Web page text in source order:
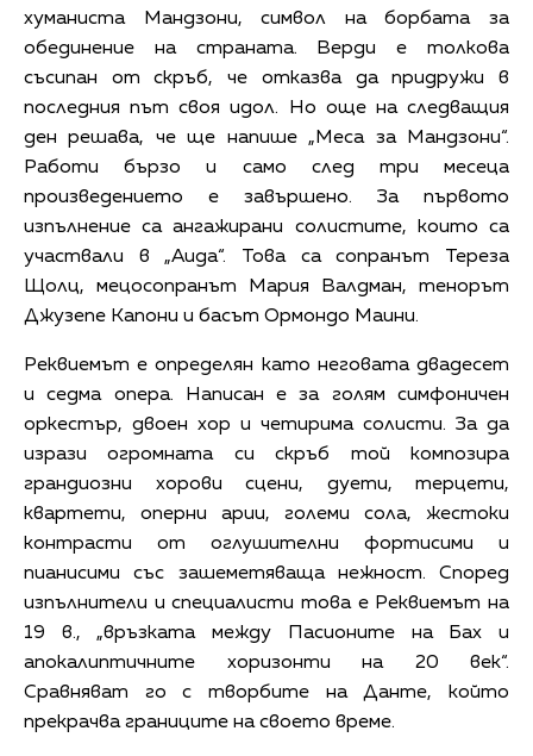
хуманиста Мандзони, символ на борбата за
обединение на страната. Верди е толкова
съсипан от скръб, че отказва да придружи в
последния път своя идол. Но още на следващия
ден решава, че ще напише „Меса за Мандзони“.
Работи бързо и само след три месеца
произведението е завършено. За първото
изпълнение са ангажирани солистите, които са
участвали в „Аида“. Това са сопранът Тереза
Щолц, мецосопранът Мария Валдман, тенорът
Джузепе Капони и басът Ормондо Маини.
Реквиемът е определян като неговата двадесет
и седма опера. Написан е за голям симфоничен
оркестър, двоен хор и четирима солисти. За да
изрази огромната си скръб той композира
грандиозни хорови сцени, дуети, терцети,
квартети, оперни арии, големи сола, жестоки
контрасти от оглушителни фортисими и
пианисими със зашеметяваща нежност. Според
изпълнители и специалисти това е Реквиемът на
19 в., „връзката между Пасионите на Бах и
апокалиптичните хоризонти на 20 век“.
Сравняват го с творбите на Данте, който
прекрачва границите на своето време.